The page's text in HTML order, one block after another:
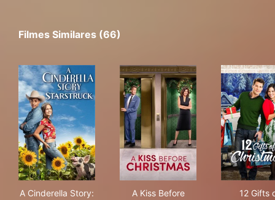
Filmes Similares (66)
A Cinderella Story:
A Kiss Before
12 Gifts